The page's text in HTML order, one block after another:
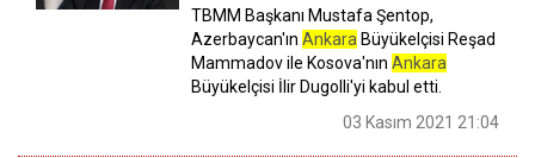
TBMM Başkanı Mustafa Şentop,
Azerbaycan'ın Ankara Büyükelçisi Reşad
Mammadov ile Kosova'nın Ankara
Büyükelçisi İlir Dugolli'yi kabul etti.
03 Kasım 2021 21:04